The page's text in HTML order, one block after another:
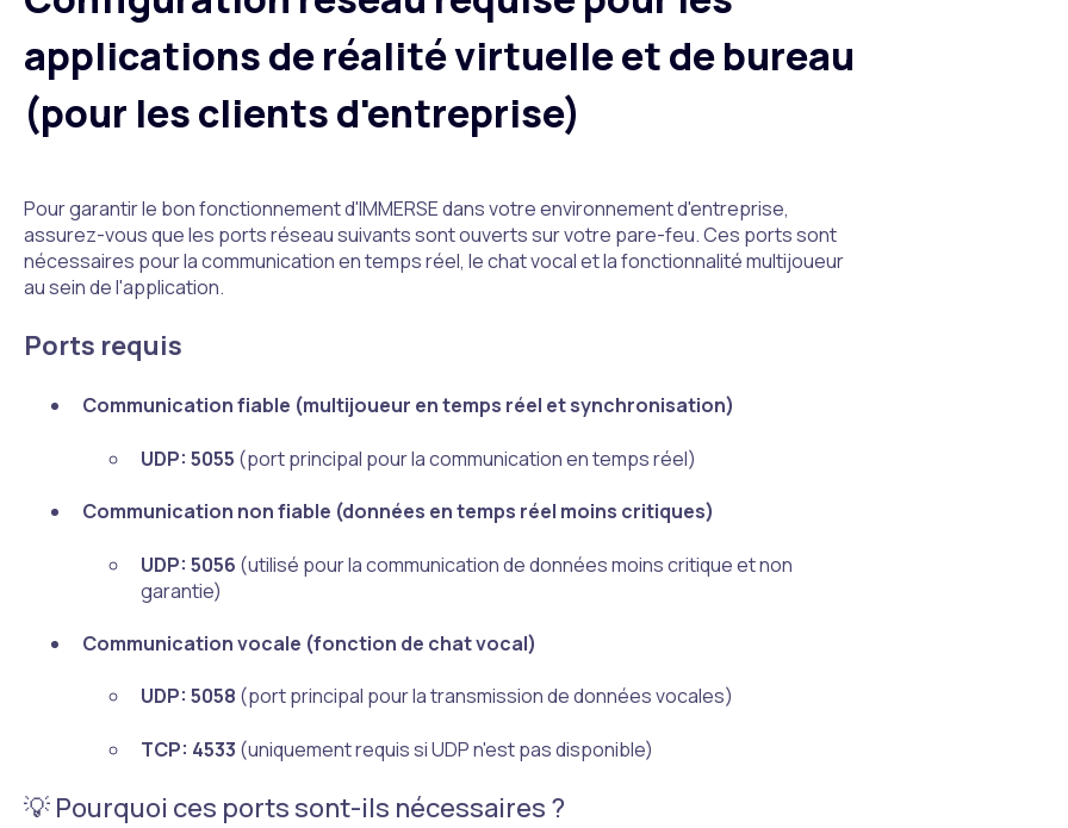
applications de réalité virtuelle et de bureau
(pour les clients d'entreprise)
Pour garantir le bon fonctionnement d'IMMERSE dans votre environnement d'entreprise,
assurez-vous que les ports réseau suivants sont ouverts sur votre pare-feu. Ces ports sont
nécessaires pour la communication en temps réel, le chat vocal et la fonctionnalité multijoueur
au sein de l'application.
Ports requis
Communication fiable (multijoueur en temps réel et synchronisation)
UDP: 5055 (port principal pour la communication en temps réel)
Communication non fiable (données en temps réel moins critiques)
UDP: 5056 (utilisé pour la communication de données moins critique et non
garantie)
Communication vocale (fonction de chat vocal)
UDP: 5058 (port principal pour la transmission de données vocales)
TCP: 4533 (uniquement requis si UDP n'est pas disponible)
💡 Pourquoi ces ports sont-ils nécessaires ?